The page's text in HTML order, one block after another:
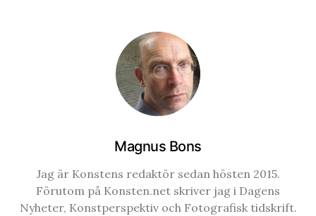
Magnus Bons
Jag är Konstens redaktör sedan hösten 2015.
Förutom på Konsten.net skriver jag i Dagens
Nyheter, Konstperspektiv och Fotografisk tidskrift.